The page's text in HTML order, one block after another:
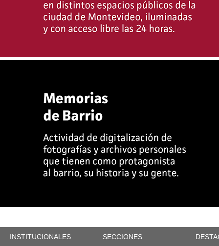
INSTITUCIONALES SECCIONES